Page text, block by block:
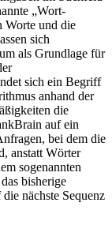
„Wort-
Worte und die
sich
als Grundlage für
sich ein Begriff
anhand der
die
auf ein
bei dem die
anstatt Wörter
sogenannten
bisherige
nächste Sequenz